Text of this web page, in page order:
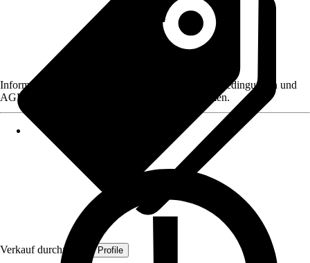
Verkauf durch: Quest Profile
Informationen des Verkäufers, wie z. B. Rückgabebedingungen und
AGB, finden Sie bei Klick auf den Verkäufernamen.